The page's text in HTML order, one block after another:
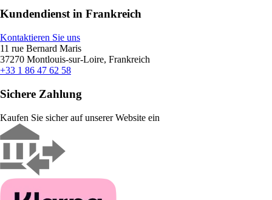
Kundendienst in Frankreich
Kontaktieren Sie uns
11 rue Bernard Maris
37270 Montlouis-sur-Loire, Frankreich
+33 1 86 47 62 58
Sichere Zahlung
Kaufen Sie sicher auf unserer Website ein